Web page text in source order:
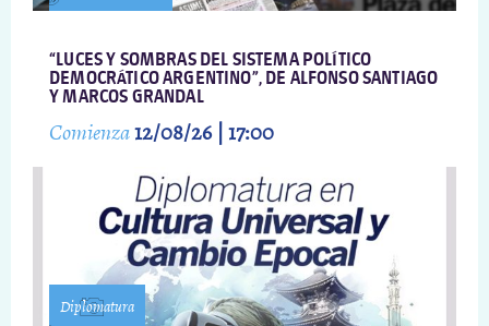
“LUCES Y SOMBRAS DEL SISTEMA POLÍTICO
DEMOCRÁTICO ARGENTINO”, DE ALFONSO SANTIAGO
Y MARCOS GRANDAL
Comienza12/08/26 | 17:00
Diplomatura